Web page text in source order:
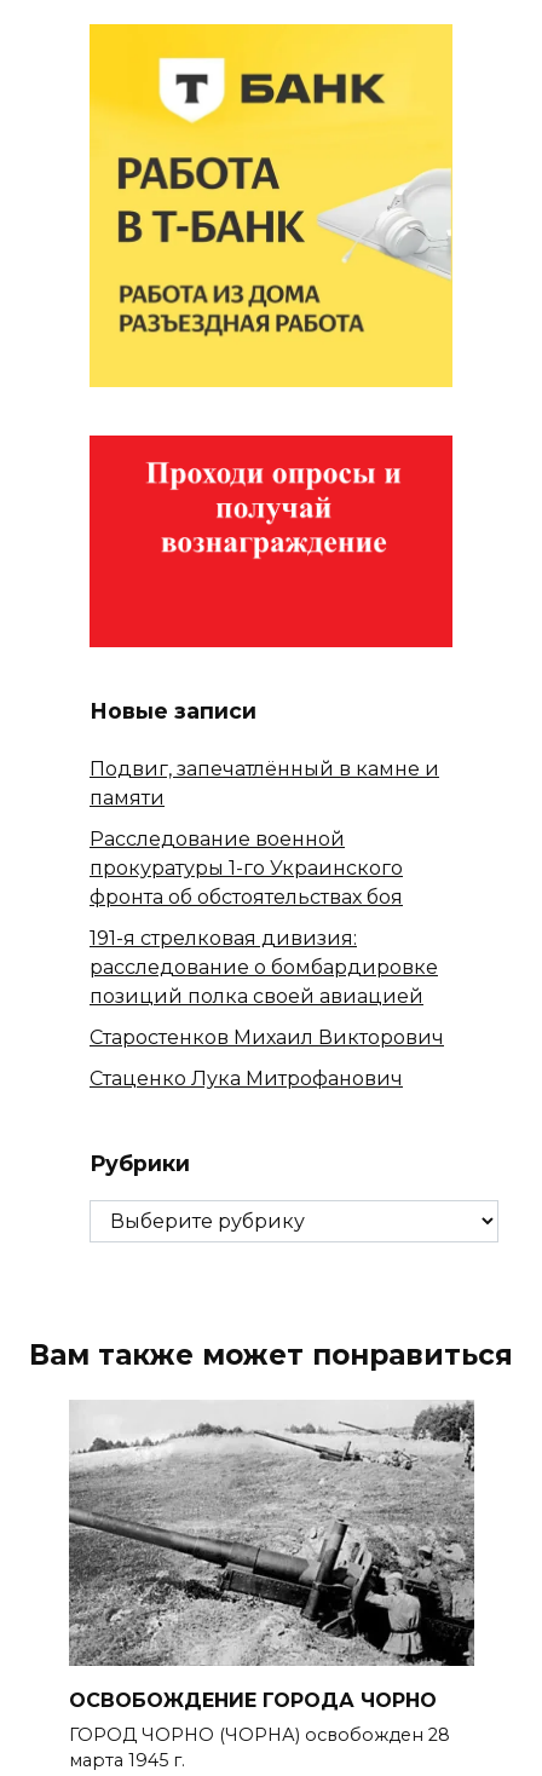
Новые записи
Подвиг, запечатлённый в камне и
памяти
Расследование военной
прокуратуры 1-го Украинского
фронта об обстоятельствах боя
191-я стрелковая дивизия:
расследование о бомбардировке
позиций полка своей авиацией
Старостенков Михаил Викторович
Стаценко Лука Митрофанович
Рубрики
Рубрики
Вам также может понравиться
ОСВОБОЖДЕНИЕ ГОРОДА ЧОРНО
ГОРОД ЧОРНО (ЧОРНА) освобожден 28
марта 1945 г.